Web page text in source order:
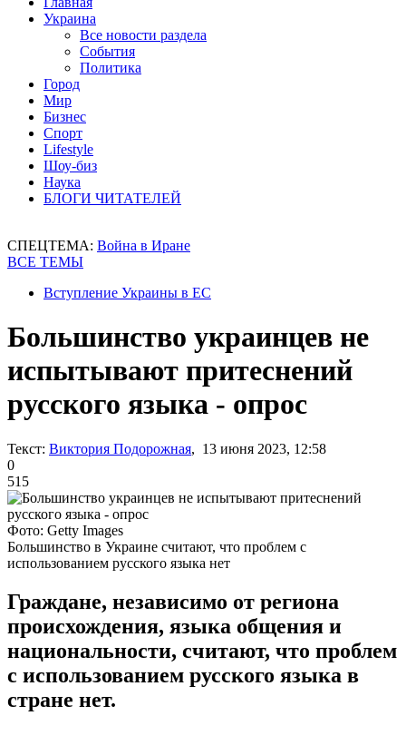
Украина
Все новости раздела
События
Политика
Город
Мир
Бизнес
Спорт
Lifestyle
Шоу-биз
Наука
БЛОГИ ЧИТАТЕЛЕЙ
СПЕЦТЕМА: Война в Иране
ВСЕ ТЕМЫ
Вступление Украины в ЕС
Большинство украинцев не
испытывают притеснений
русского языка - опрос
Текст: Виктория Подорожная, 13 июня 2023, 12:58
0
515
Фото: Getty Images
Большинство в Украине считают, что проблем с
использованием русского языка нет
Граждане, независимо от региона
происхождения, языка общения и
национальности, считают, что проблем
с использованием русского языка в
стране нет.